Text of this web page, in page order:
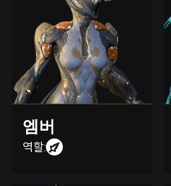
엠버
역할: